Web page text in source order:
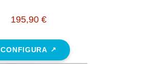
195,90 €
CONFIGURA